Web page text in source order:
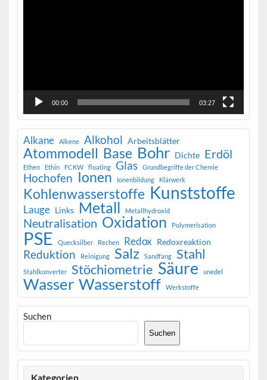
00:00 03:27
Alkane Alkene Alkohol Arbeitsblätter
Atommodell Base Bohr Dichte Erdöl
Ethen Ethin FCKW floating Glas Grundbegriffe der Chemie
Hochofen Ionen Ionenbildung Klärwerk
Kohlenwasserstoffe Kunststoffe
Lauge Links Metall Metallhydroxid
Neutralisation Oxidation Polymerisation
PSE Quecksilber Rechen Redox Redoxreaktion
Reduktion Reinigung Salz Sandfang Stahl
Stahlkonverter Stöchiometrie Säure unedel
Wasser Wasserstoff Werkstoffe
Suchen
Suchen
Kategorien